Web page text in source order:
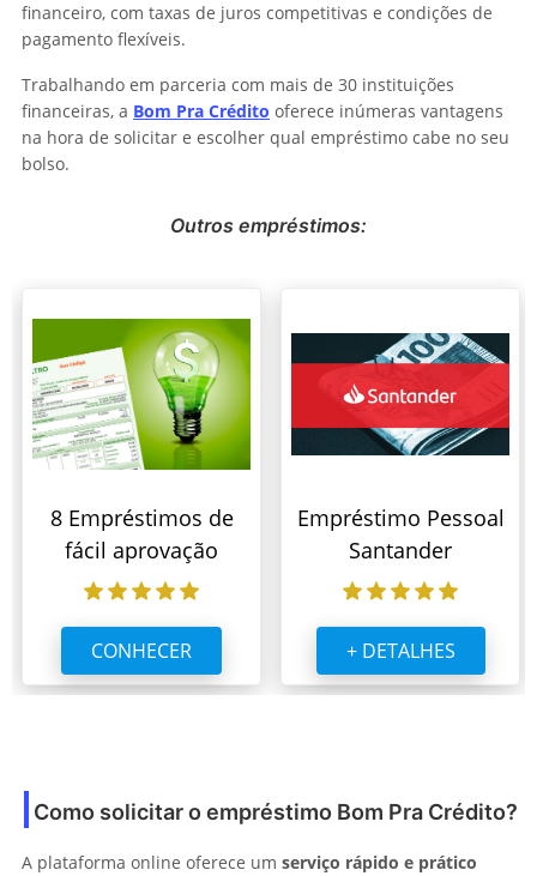
financeiro, com taxas de juros competitivas e condições de
pagamento flexíveis.
Trabalhando em parceria com mais de 30 instituições
financeiras, a Bom Pra Crédito oferece inúmeras vantagens
na hora de solicitar e escolher qual empréstimo cabe no seu
bolso.
Outros empréstimos:
8 Empréstimos de
fácil aprovação
CONHECER
Empréstimo Pessoal
Santander
+ DETALHES
Como solicitar o empréstimo Bom Pra Crédito?
A plataforma online oferece um serviço rápido e prático